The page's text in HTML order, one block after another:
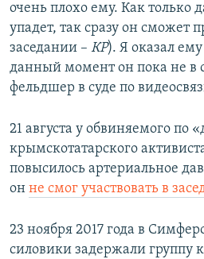
очень плохо ему. Как только
упадет, так сразу он сможет
заседании – КР). Я оказал
данный момент он пока не в
фельдшер в суде по
21 августа у обвиняемого по
крымскотатарского
повысилось артериальное
он не смог участвовать в
23 ноября 2017 года в
силовики задержали группу